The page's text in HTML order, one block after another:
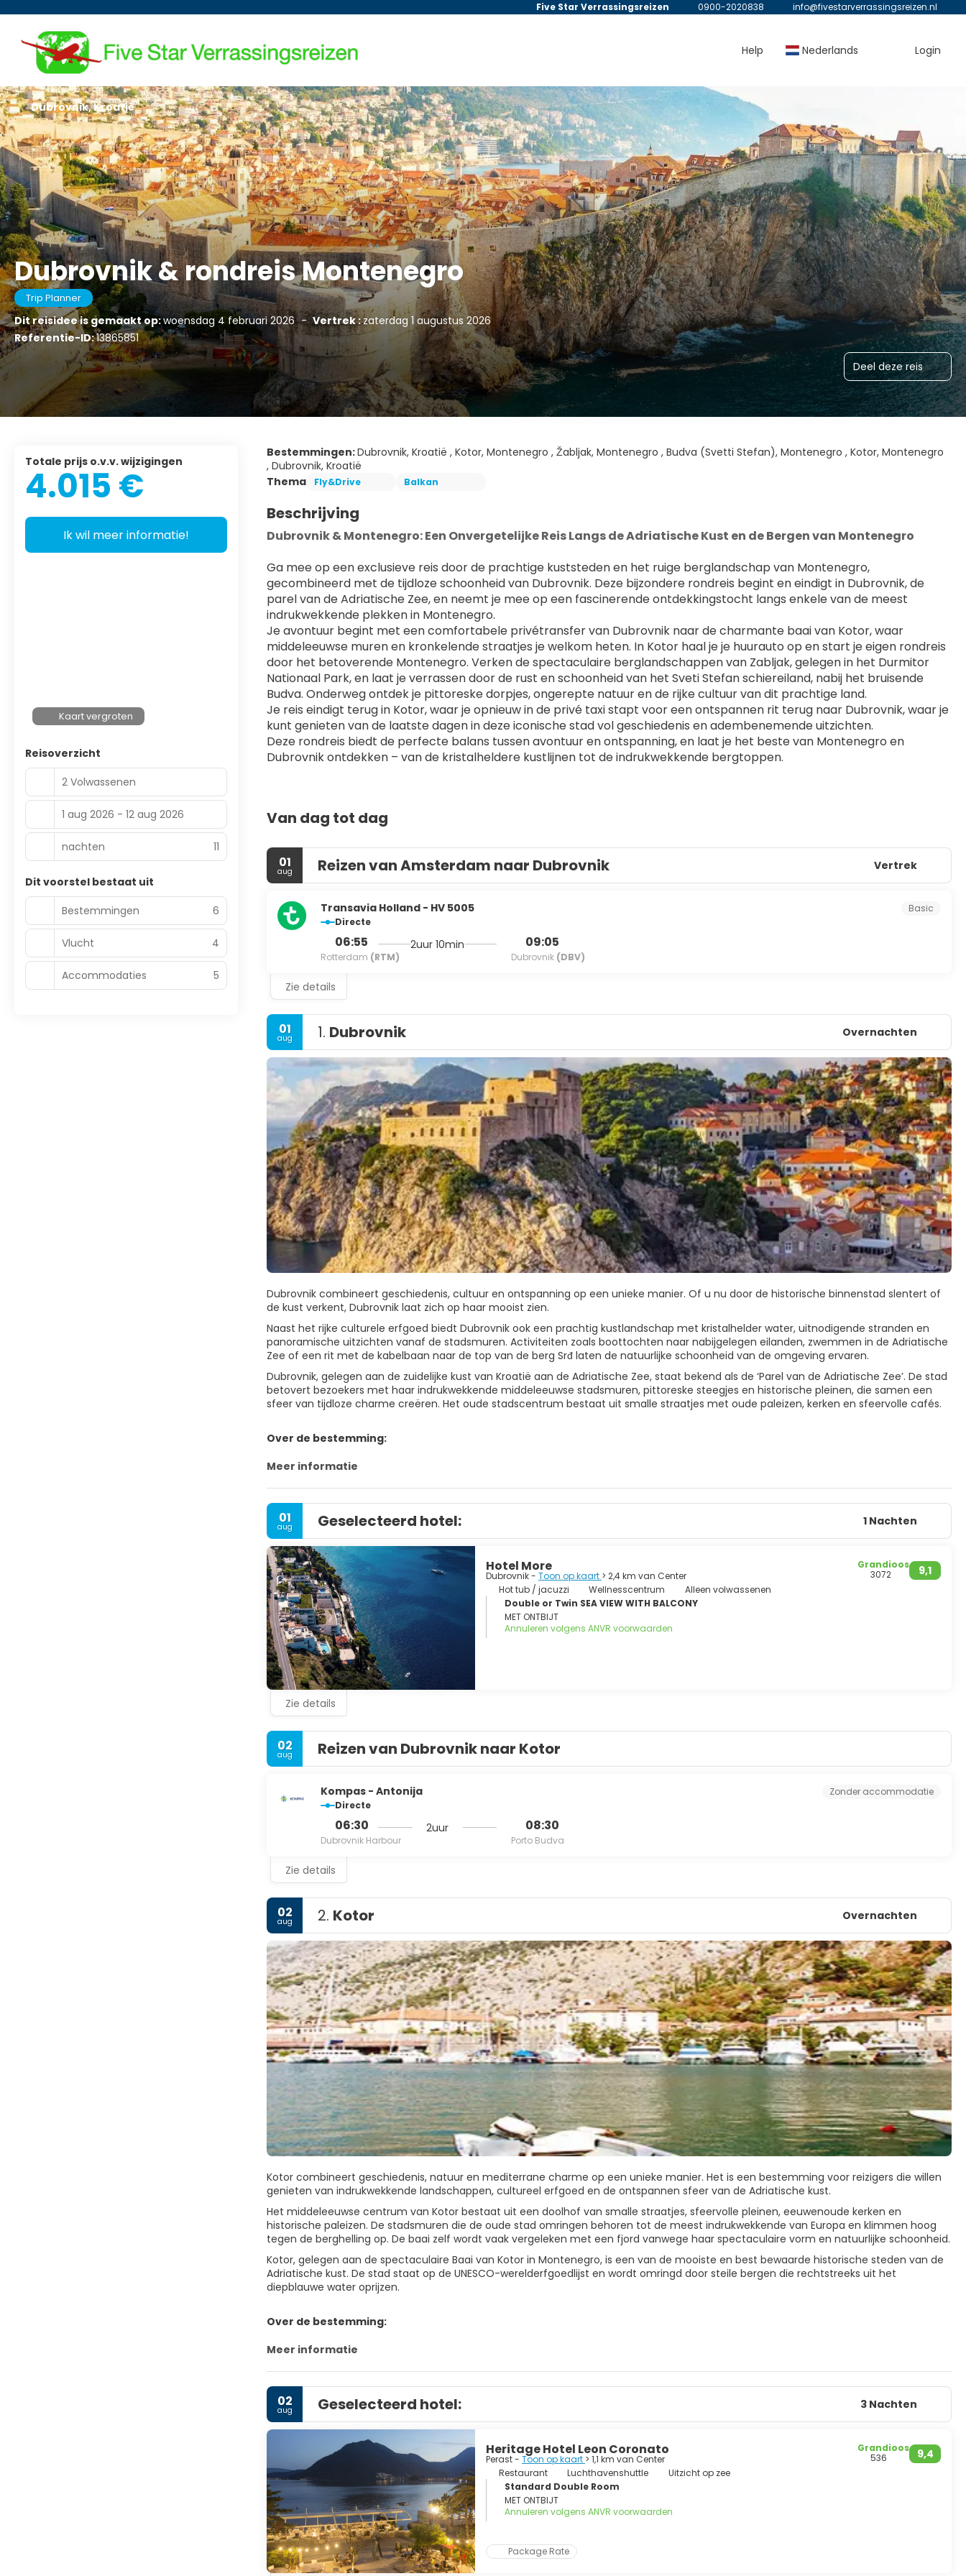
Five Star Verrassingsreizen 0900-2020838 info@fivestarverrassingsreizen.nl
Help Nederlands Login
Dubrovnik & rondreis Montenegro
Trip Planner
Dit reisidee is gemaakt op:woensdag 4 februari 2026 - Vertrek :zaterdag 1 augustus 2026
Referentie-ID:13865851
Deel deze reis
Dubrovnik, Kroatië
Bestemmingen:Dubrovnik, Kroatië , Kotor, Montenegro , Žabljak, Montenegro , Budva (Svetti Stefan), Montenegro , Kotor, Montenegro
, Dubrovnik, Kroatië
Thema
Fly&Drive Balkan
Beschrijving
Dubrovnik & Montenegro: Een Onvergetelijke Reis Langs de Adriatische Kust en de Bergen van Montenegro
Ga mee op een exclusieve reis door de prachtige kuststeden en het ruige berglandschap van Montenegro,
gecombineerd met de tijdloze schoonheid van Dubrovnik. Deze bijzondere rondreis begint en eindigt in Dubrovnik, de
parel van de Adriatische Zee, en neemt je mee op een fascinerende ontdekkingstocht langs enkele van de meest
indrukwekkende plekken in Montenegro.
Je avontuur begint met een comfortabele privétransfer van Dubrovnik naar de charmante baai van Kotor, waar
middeleeuwse muren en kronkelende straatjes je welkom heten. In Kotor haal je je huurauto op en start je eigen rondreis
door het betoverende Montenegro. Verken de spectaculaire berglandschappen van Zabljak, gelegen in het Durmitor
Nationaal Park, en laat je verrassen door de rust en schoonheid van het Sveti Stefan schiereiland, nabij het bruisende
Budva. Onderweg ontdek je pittoreske dorpjes, ongerepte natuur en de rijke cultuur van dit prachtige land.
Je reis eindigt terug in Kotor, waar je opnieuw in de privé taxi stapt voor een ontspannen rit terug naar Dubrovnik, waar je
kunt genieten van de laatste dagen in deze iconische stad vol geschiedenis en adembenemende uitzichten.
Deze rondreis biedt de perfecte balans tussen avontuur en ontspanning, en laat je het beste van Montenegro en
Dubrovnik ontdekken – van de kristalheldere kustlijnen tot de indrukwekkende bergtoppen.
Van dag tot dag
01
aug Reizen van Amsterdam naar Dubrovnik Vertrek
Transavia Holland - HV 5005
Directe
06:55
Rotterdam (RTM)
2uur 10min 09:05
Dubrovnik (DBV)
Basic
Zie details
01
aug 1. Dubrovnik Overnachten
Over de bestemming:
Dubrovnik, gelegen aan de zuidelijke kust van Kroatië aan de Adriatische Zee, staat bekend als de ‘Parel van de Adriatische Zee’. De stad
betovert bezoekers met haar indrukwekkende middeleeuwse stadsmuren, pittoreske steegjes en historische pleinen, die samen een
sfeer van tijdloze charme creëren. Het oude stadscentrum bestaat uit smalle straatjes met oude paleizen, kerken en sfeervolle cafés.
Naast het rijke culturele erfgoed biedt Dubrovnik ook een prachtig kustlandschap met kristalhelder water, uitnodigende stranden en
panoramische uitzichten vanaf de stadsmuren. Activiteiten zoals boottochten naar nabijgelegen eilanden, zwemmen in de Adriatische
Zee of een rit met de kabelbaan naar de top van de berg Srđ laten de natuurlijke schoonheid van de omgeving ervaren.
Dubrovnik combineert geschiedenis, cultuur en ontspanning op een unieke manier. Of u nu door de historische binnenstad slentert of
de kust verkent, Dubrovnik laat zich op haar mooist zien.
Meer informatie
01
aug Geselecteerd hotel: 1 Nachten
Hotel More
Dubrovnik - Toon op kaart > 2,4 km van Center 9,1
Grandioos
3072
Hot tub / jacuzzi
Wellnesscentrum
Alleen volwassenen
Double or Twin SEA VIEW WITH BALCONY
MET ONTBIJT
Annuleren volgens ANVR voorwaarden
Zie details
02
aug Reizen van Dubrovnik naar Kotor
Kompas - Antonija
Directe
06:30
Dubrovnik Harbour
2uur 08:30
Porto Budva
Zonder accommodatie
Zie details
02
aug 2. Kotor Overnachten
Over de bestemming:
Kotor, gelegen aan de spectaculaire Baai van Kotor in Montenegro, is een van de mooiste en best bewaarde historische steden van de
Adriatische kust. De stad staat op de UNESCO-werelderfgoedlijst en wordt omringd door steile bergen die rechtstreeks uit het
diepblauwe water oprijzen.
Het middeleeuwse centrum van Kotor bestaat uit een doolhof van smalle straatjes, sfeervolle pleinen, eeuwenoude kerken en
historische paleizen. De stadsmuren die de oude stad omringen behoren tot de meest indrukwekkende van Europa en klimmen hoog
tegen de berghelling op. De baai zelf wordt vaak vergeleken met een fjord vanwege haar spectaculaire vorm en natuurlijke schoonheid.
Kotor combineert geschiedenis, natuur en mediterrane charme op een unieke manier. Het is een bestemming voor reizigers die willen
genieten van indrukwekkende landschappen, cultureel erfgoed en de ontspannen sfeer van de Adriatische kust.
Meer informatie
02
aug Geselecteerd hotel: 3 Nachten
Heritage Hotel Leon Coronato
Perast - Toon op kaart > 1,1 km van Center 9,4
Grandioos
536
Restaurant
Luchthavenshuttle
Uitzicht op zee
Standard Double Room
MET ONTBIJT
Annuleren volgens ANVR voorwaarden
Package Rate
Totale prijs o.v.v. wijzigingen
4.015 €
Ik wil meer informatie!
Kaart vergroten
Reisoverzicht
2 Volwassenen
1 aug 2026 - 12 aug 2026
nachten 11
Dit voorstel bestaat uit
Bestemmingen
6
Vlucht 4
Accommodaties 5